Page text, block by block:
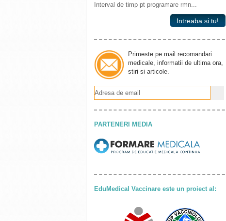
Interval de timp pt programare rmn...
Intreaba si tu!
Primeste pe mail recomandari
medicale, informatii de ultima ora,
stiri si articole.
PARTENERI MEDIA
EduMedical Vaccinare este un proiect al: